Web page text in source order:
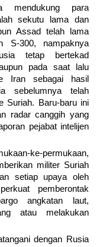
mendukung para
sekutu lama dan
Assad telah lama
S-300, nampaknya
tetap bertekad
pada saat lalu
Iran sebagai hasil
sebelumnya telah
Suriah. Baru-baru ini
radar canggih yang
pejabat intelijen
ke-permukaan,
militer Suriah
setiap upaya oleh
pemberontak
angkatan laut,
atau melakukan
dengan Rusia